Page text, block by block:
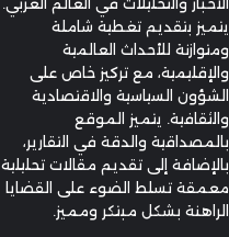
الأخبار والتحليلات في العالم العربي.
يتميز بتقديم تغطية شاملة
ومتوازنة للأحداث العالمية
والإقليمية، مع تركيز خاص على
الشؤون السياسية والاقتصادية
والثقافية. يتميز الموقع
بالمصداقية والدقة في التقارير،
بالإضافة إلى تقديم مقالات تحليلية
معمقة تسلط الضوء على القضايا
الراهنة بشكل مبتكر ومميز.